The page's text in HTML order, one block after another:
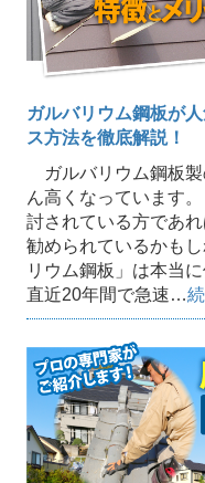
ガルバリウム鋼板が
ス方法を徹底解説！
ガルバリウム鋼板製
ん高くなっています
討されている方であ
勧められているかも
リウム鋼板」は本当
直近20年間で急速…